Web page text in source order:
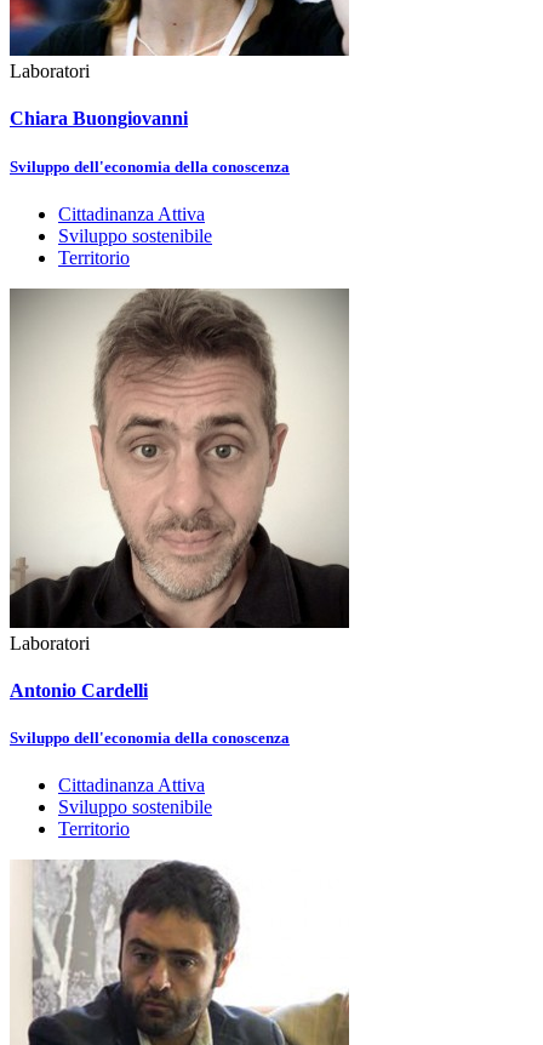
Laboratori
Chiara Buongiovanni
Sviluppo dell'economia della conoscenza
Cittadinanza Attiva
Sviluppo sostenibile
Territorio
Laboratori
Antonio Cardelli
Sviluppo dell'economia della conoscenza
Cittadinanza Attiva
Sviluppo sostenibile
Territorio